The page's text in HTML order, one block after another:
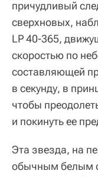
причудливый
сверхновых,
LP 40-365,
скоростью по
составляющей
в секунду, в
чтобы
и покинуть ее
Эта звезда, на
обычным белым